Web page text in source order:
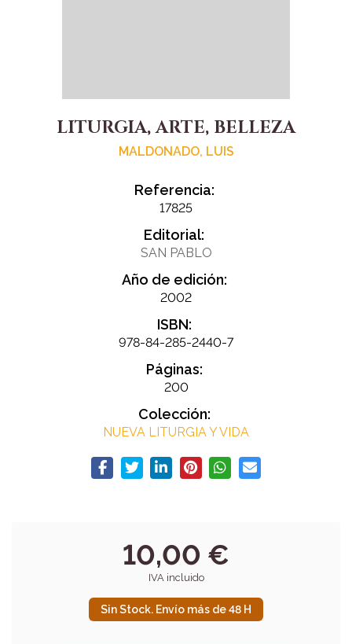
LITURGIA, ARTE, BELLEZA
MALDONADO, LUIS
Referencia:
17825
Editorial:
SAN PABLO
Año de edición:
2002
ISBN:
978-84-285-2440-7
Páginas:
200
Colección:
NUEVA LITURGIA Y VIDA
10,00 €
IVA incluido
Sin Stock. Envío más de 48 H